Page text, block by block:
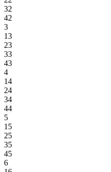
32
42
3
13
23
33
43
4
14
24
34
44
5
15
25
35
45
6